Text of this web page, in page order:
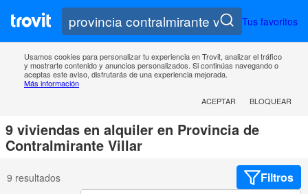
Tus favoritos
Usamos cookies para personalizar tu experiencia en Trovit, analizar el tráfico
y mostrarte contenido y anuncios personalizados. Si continúas navegando o
aceptas este aviso, disfrutarás de una experiencia mejorada.
Más información
ACEPTAR
BLOQUEAR
9 viviendas en alquiler en Provincia de
Contralmirante Villar
9 resultados Filtros